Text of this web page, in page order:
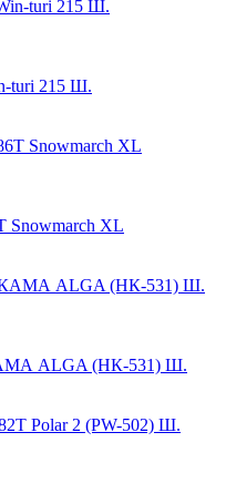
turi 215 Ш.
Snowmarch XL
ALGA (НК-531) Ш.